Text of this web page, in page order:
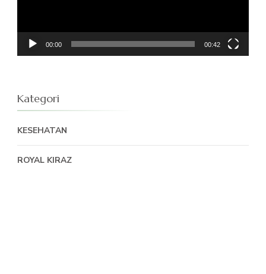
00:00 00:42
Kategori
KESEHATAN
ROYAL KIRAZ